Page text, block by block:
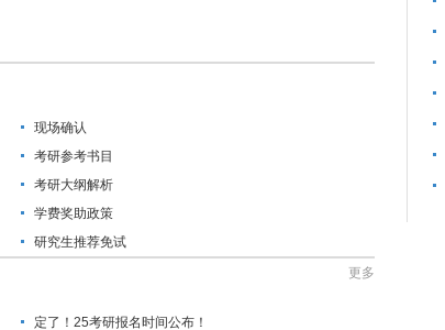
现场确认
考研参考书目
考研大纲解析
学费奖助政策
研究生推荐免试
更多
定了！25考研报名时间公布！